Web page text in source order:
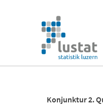
überspringen
Konjunktur 2.